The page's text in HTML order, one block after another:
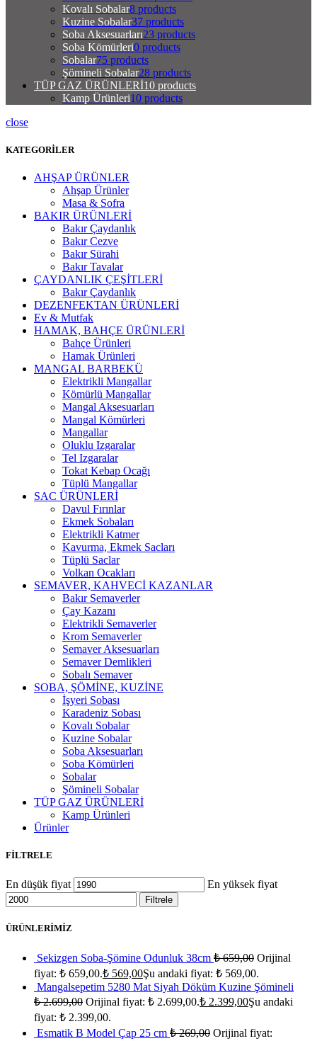
Kovalı Sobalar8 products
Kuzine Sobalar37 products
Soba Aksesuarları23 products
Soba Kömürleri0 products
Sobalar75 products
Şömineli Sobalar28 products
TÜP GAZ ÜRÜNLERİ10 products
Kamp Ürünleri10 products
close
KATEGORİLER
AHŞAP ÜRÜNLER
Ahşap Ürünler
Masa & Sofra
BAKIR ÜRÜNLERİ
Bakır Çaydanlık
Bakır Cezve
Bakır Sürahi
Bakır Tavalar
ÇAYDANLIK ÇEŞİTLERİ
Bakır Çaydanlık
DEZENFEKTAN ÜRÜNLERİ
Ev & Mutfak
HAMAK, BAHÇE ÜRÜNLERİ
Bahçe Ürünleri
Hamak Ürünleri
MANGAL BARBEKÜ
Elektrikli Mangallar
Kömürlü Mangallar
Mangal Aksesuarları
Mangal Kömürleri
Mangallar
Oluklu Izgaralar
Tel Izgaralar
Tokat Kebap Ocağı
Tüplü Mangallar
SAC ÜRÜNLERİ
Davul Fırınlar
Ekmek Sobaları
Elektrikli Katmer
Kavurma, Ekmek Sacları
Tüplü Saclar
Volkan Ocakları
SEMAVER, KAHVECİ KAZANLAR
Bakır Semaverler
Çay Kazanı
Elektrikli Semaverler
Krom Semaverler
Semaver Aksesuarları
Semaver Demlikleri
Sobalı Semaver
SOBA, ŞÖMİNE, KUZİNE
İşyeri Sobası
Karadeniz Sobası
Kovalı Sobalar
Kuzine Sobalar
Soba Aksesuarları
Soba Kömürleri
Sobalar
Şömineli Sobalar
TÜP GAZ ÜRÜNLERİ
Kamp Ürünleri
Ürünler
FİLTRELE
En düşük fiyat En yüksek fiyat
Filtrele
ÜRÜNLERİMİZ
Sekizgen Soba-Şömine Odunluk 38cm ₺659,00 Orijinal
fiyat: ₺ 659,00.₺ 569,00Şu andaki fiyat: ₺ 569,00.
Mangalsepetim 5280 Mat Siyah Döküm Kuzine Şömineli
₺2.699,00 Orijinal fiyat: ₺ 2.699,00.₺ 2.399,00Şu andaki
fiyat: ₺ 2.399,00.
Esmatik B Model Çap 25 cm ₺269,00 Orijinal fiyat: